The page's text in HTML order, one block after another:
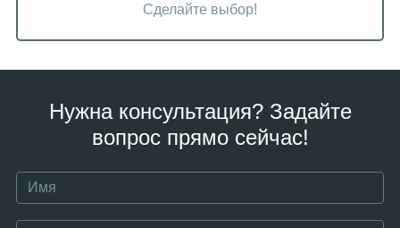
Сделайте выбор!
Нужна консультация? Задайте
вопрос прямо сейчас!